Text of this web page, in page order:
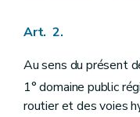
Art. 2.
Au sens du présent
1° domaine public
routier et des voies